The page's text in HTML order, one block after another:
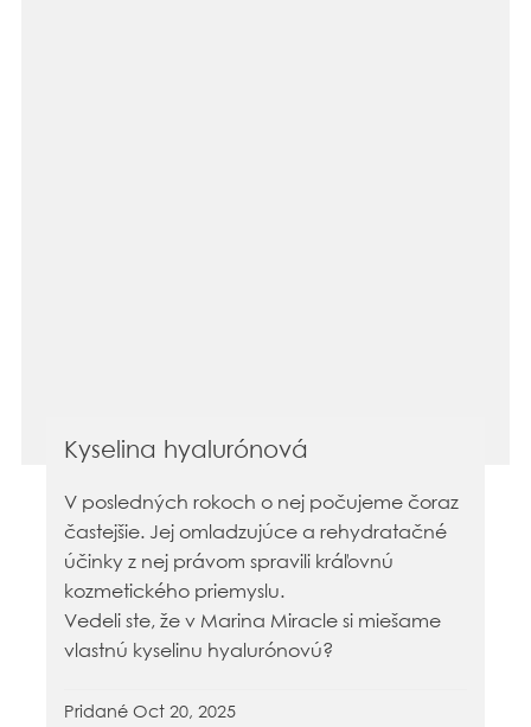
Kyselina hyalurónová
V posledných rokoch o nej počujeme čoraz
častejšie. Jej omladzujúce a rehydratačné
účinky z nej právom spravili kráľovnú
kozmetického priemyslu.
Vedeli ste, že v Marina Miracle si miešame
vlastnú kyselinu hyalurónovú?
Pridané Oct 20, 2025